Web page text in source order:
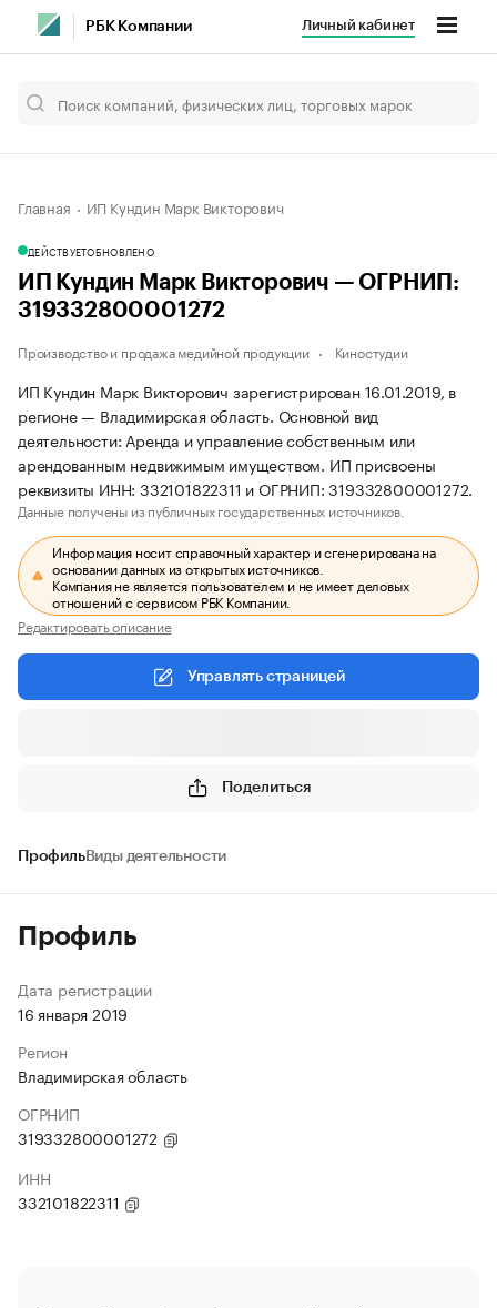
РБК Компании Личный кабинет
Главная ИП Кундин Марк Викторович
ДЕЙСТВУЕТОБНОВЛЕНО
ИП Кундин Марк Викторович — ОГРНИП:
319332800001272
Производство и продажа медийной продукции Киностудии
ИП Кундин Марк Викторович зарегистрирован 16.01.2019, в
регионе — Владимирская область. Основной вид
деятельности: Аренда и управление собственным или
арендованным недвижимым имуществом. ИП присвоены
реквизиты ИНН: 332101822311 и ОГРНИП: 319332800001272.
Данные получены из публичных государственных источников.
Информация носит справочный характер и сгенерирована на
основании данных из открытых источников.
Компания не является пользователем и не имеет деловых
отношений с сервисом РБК Компании.
Редактировать описание
Управлять страницей
Поделиться
ПрофильВиды деятельности
Профиль
Дата регистрации
16 января 2019
Регион
Владимирская область
ОГРНИП
319332800001272
ИНН
332101822311